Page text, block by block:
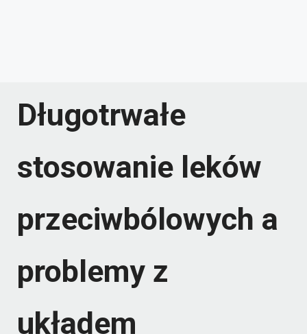
Długotrwałe
stosowanie leków
przeciwbólowych a
problemy z
układem